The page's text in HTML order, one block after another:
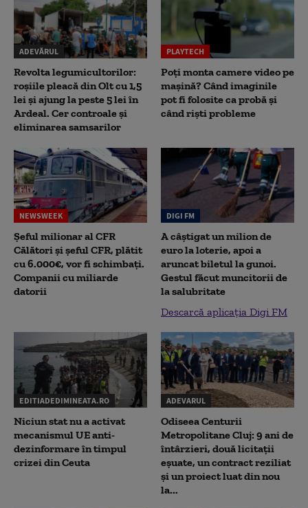
ADEVĂRUL
Revolta legumicultorilor:
roșiile pleacă din Olt cu 1,5
lei și ajung la peste 5 lei în
Ardeal. Cer controale și
eliminarea samsarilor
PLAYTECH
Poți monta camere video pe
mașină? Când imaginile
pot fi folosite ca probă și
când riști probleme
NEWSWEEK
Șeful milionar al CFR
Călători și șeful CFR, plătit
cu 6.000€, vor fi schimbați.
Companii cu miliarde
datorii
DIGI FM
A câștigat un milion de
euro la loterie, apoi a
aruncat biletul la gunoi.
Gestul făcut muncitorii de
la salubritate
Descarcă aplicația Digi FM
EDITIADEDIMINEATA.RO
Niciun stat nu a activat
mecanismul UE anti-
dezinformare în timpul
crizei din Ceuta
ADEVARUL
Odiseea Centurii
Metropolitane Cluj: 9 ani de
întârzieri, două licitații
eșuate, un contract reziliat
și un proiect luat din nou
la...